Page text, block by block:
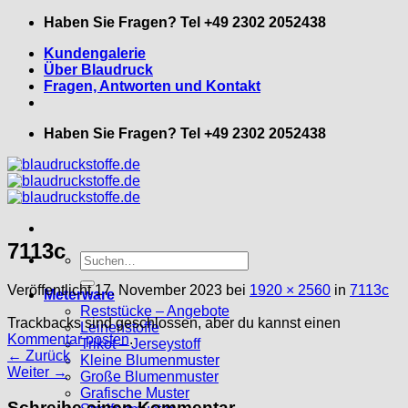
Zum
springen
Haben Sie Fragen? Tel +49 2302 2052438
Kundengalerie
Über Blaudruck
Fragen, Antworten und Kontakt
Haben Sie Fragen? Tel +49 2302 2052438
Suche
nach:
Meterware
Reststücke – Angebote
Leinenstoffe
Trikot – Jerseystoff
Kleine Blumenmuster
Große Blumenmuster
Grafische Muster
7113c
Veröffentlicht17. November 2023 bei 1920 × 2560 in 7113c
Trackbacks sind geschlossen, aber du kannst einen
Kommentar posten.
← Zurück
Weiter →